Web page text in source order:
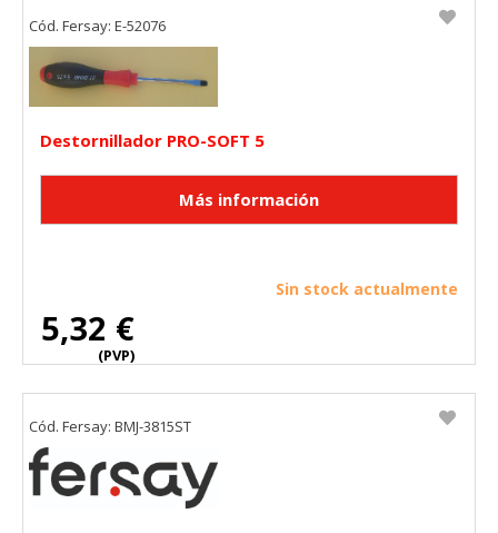
Destornillador PRO-SOFT 5
5,32 €
(PVP)
Sin stock actualmente
Cód. Fersay: E-52076
Cód. Fersay: BMJ-3815ST
CONFIGURACIÓN DE COOKIES